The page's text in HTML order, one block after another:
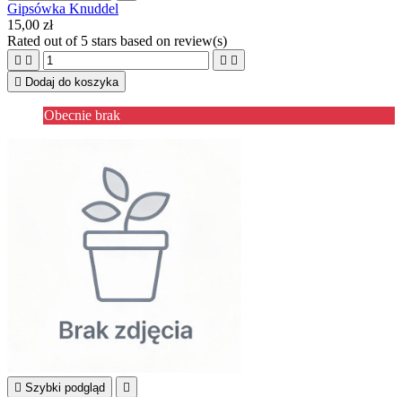
Gipsówka Knuddel
15,00 zł
Rated out of 5 stars based on review(s)
   
 Dodaj do koszyka
Obecnie brak
 Szybki podgląd 